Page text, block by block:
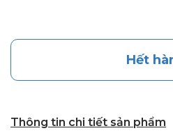
Hết
Thông tin chi tiết sản phẩm